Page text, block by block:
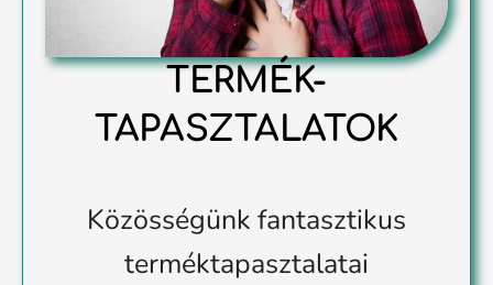
TERMÉK-
TAPASZTALATOK
Közösségünk fantasztikus
terméktapasztalatai